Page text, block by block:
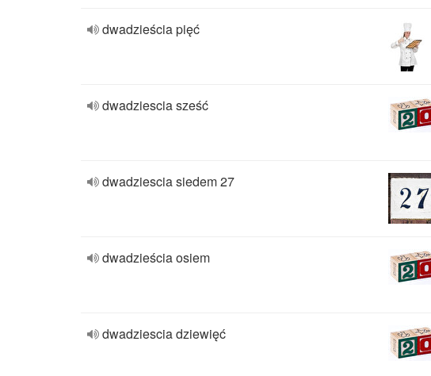
dwadzieścia pięć
dwadziescia sześć
dwadziescia siedem 27
dwadzieścia osiem
dwadziescia dziewięć